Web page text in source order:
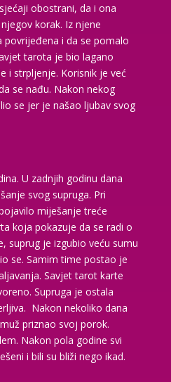
Kod 02
je slobodan
ljubavna predviđanja
/ Kod 37
je slobodan
bioenergija, svijeće, tarot,
064/600-600
mob:1,12€ min
obostrani, da i ona
korak. Iz njene
povrijeđena i da se pomalo
tarota je bio lagano
i strpljenje. Korisnik je već
se nađu. Nakon nekog
se jer je našao ljubav svog
U zadnjih godinu dana
svog supruga. Pri
miješanje treće
koja pokazuje da se radi o
suprug je izgubio veću sumu
se. Samim time postao je
Savjet tarot karte
Supruga je ostala
Nakon nekoliko dana
priznao svoj porok.
Nakon pola godine svi
i bili su bliži nego ikad.